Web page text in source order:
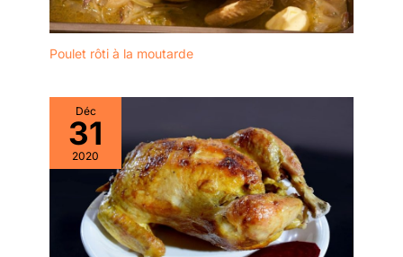
aliments du Moyen-
Orient. Il peut également
être utilisé pour préparer
baguettes en métal ont
de beaux motifs laser et
un savoir-faire élégant,
qui sont des cadeaux
idéaux pour Noël, les
anniversaires, les
anniversaires, etc.
Poulet rôti à la moutarde
Déc
31
2020